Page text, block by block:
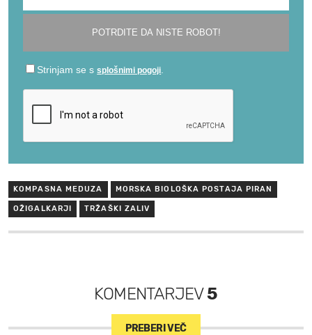
KOMPASNA MEDUZA MORSKA BIOLOŠKA POSTAJA PIRAN
OŽIGALKARJI TRŽAŠKI ZALIV
KOMENTARJEV5
PREBERI VEČ